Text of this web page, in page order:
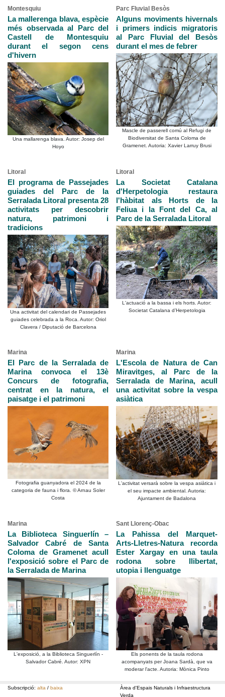
Montesquiu
La mallerenga blava, espècie
més observada al Parc del
Castell de Montesquiu
durant el segon cens
d'hivern
Una mallarenga blava. Autor: Josep del
Hoyo
Parc Fluvial Besòs
Alguns moviments hivernals
i primers indicis migratoris
al Parc Fluvial del Besòs
durant el mes de febrer
Mascle de passerell comú al Refugi de
Biodiversitat de Santa Coloma de
Gramenet. Autoria: Xavier Larruy Brusi
Litoral
El programa de Passejades
guiades del Parc de la
Serralada Litoral presenta 28
activitats per descobrir
natura, patrimoni i
tradicions
Una activitat del calendari de Passejades
guiades celebrada a la Roca. Autor: Oriol
Clavera / Diputació de Barcelona
Litoral
La Societat Catalana
d'Herpetologia restaura
l'hàbitat als Horts de la
Feliua i la Font del Ca, al
Parc de la Serralada Litoral
L'actuació a la bassa i els horts. Autor:
Societat Catalana d’Herpetologia
Marina
El Parc de la Serralada de
Marina convoca el 13è
Concurs de fotografia,
centrat en la natura, el
paisatge i el patrimoni
Fotografia guanyadora el 2024 de la
categoria de fauna i flora. © Arnau Soler
Costa
Marina
L'Escola de Natura de Can
Miravitges, al Parc de la
Serralada de Marina, acull
una activitat sobre la vespa
asiàtica
L'activitat versarà sobre la vespa asiàtica i
el seu impacte ambiental. Autoria:
Ajuntament de Badalona
Marina
La Biblioteca Singuerlín –
Salvador Cabré de Santa
Coloma de Gramenet acull
l'exposició sobre el Parc de
la Serralada de Marina
L'exposició, a la Biblioteca Singuerlín -
Salvador Cabré. Autor: XPN
Sant Llorenç-Obac
La Pahissa del Marquet-
Arts-Lletres-Natura recorda
Ester Xargay en una taula
rodona sobre llibertat,
utopia i llenguatge
Els ponents de la taula rodona
acompanyats per Joana Sardà, que va
moderar l'acte. Autoria: Mònica Pinto
Subscripció: alta / baixa
Àrea d'Espais Naturals i Infraestructura
Verda